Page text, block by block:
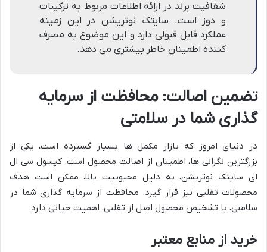
شفافیت برند در ارائه اطلاعات مربوط به ترکیبات
و دوز است. سایتک نوتریشن در این زمینه
عملکرد قابل قبولی دارد و این موضوع به مصرف
کننده اطمینان خاطر بیشتری می دهد.
تضمین اصالت: محافظت از سرمایه
گذاری شما در سلامتی
در دنیای امروز که بازار مکمل ها بسیار گسترده است، یکی از
بزرگترین نگرانی ها، اطمینان از اصالت محصول است. کپسول سی ال
ای سایتک نوتریشن، به دلیل محبوبیت بالا، ممکن است هدف
محصولات تقلبی نیز قرار گیرد. محافظت از سرمایه گذاری شما در
سلامتی، با تشخیص محصول اصل از تقلبی، اهمیت حیاتی دارد.
خرید از منابع معتبر